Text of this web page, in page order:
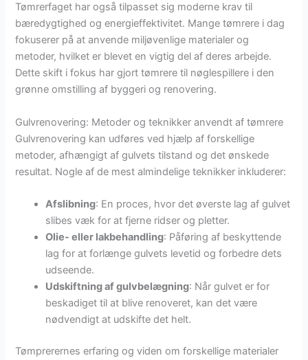
Tømrerfaget har også tilpasset sig moderne krav til
bæredygtighed og energieffektivitet. Mange tømrere i dag
fokuserer på at anvende miljøvenlige materialer og
metoder, hvilket er blevet en vigtig del af deres arbejde.
Dette skift i fokus har gjort tømrere til nøglespillere i den
grønne omstilling af byggeri og renovering.
Gulvrenovering: Metoder og teknikker anvendt af tømrere
Gulvrenovering kan udføres ved hjælp af forskellige
metoder, afhængigt af gulvets tilstand og det ønskede
resultat. Nogle af de mest almindelige teknikker inkluderer:
Afslibning: En proces, hvor det øverste lag af gulvet
slibes væk for at fjerne ridser og pletter.
Olie- eller lakbehandling: Påføring af beskyttende
lag for at forlænge gulvets levetid og forbedre dets
udseende.
Udskiftning af gulvbelægning: Når gulvet er for
beskadiget til at blive renoveret, kan det være
nødvendigt at udskifte det helt.
Tømprerernes erfaring og viden om forskellige materialer